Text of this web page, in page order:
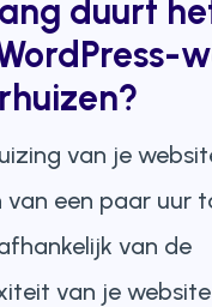
duurt
van je
van een paar uur
van de
van je